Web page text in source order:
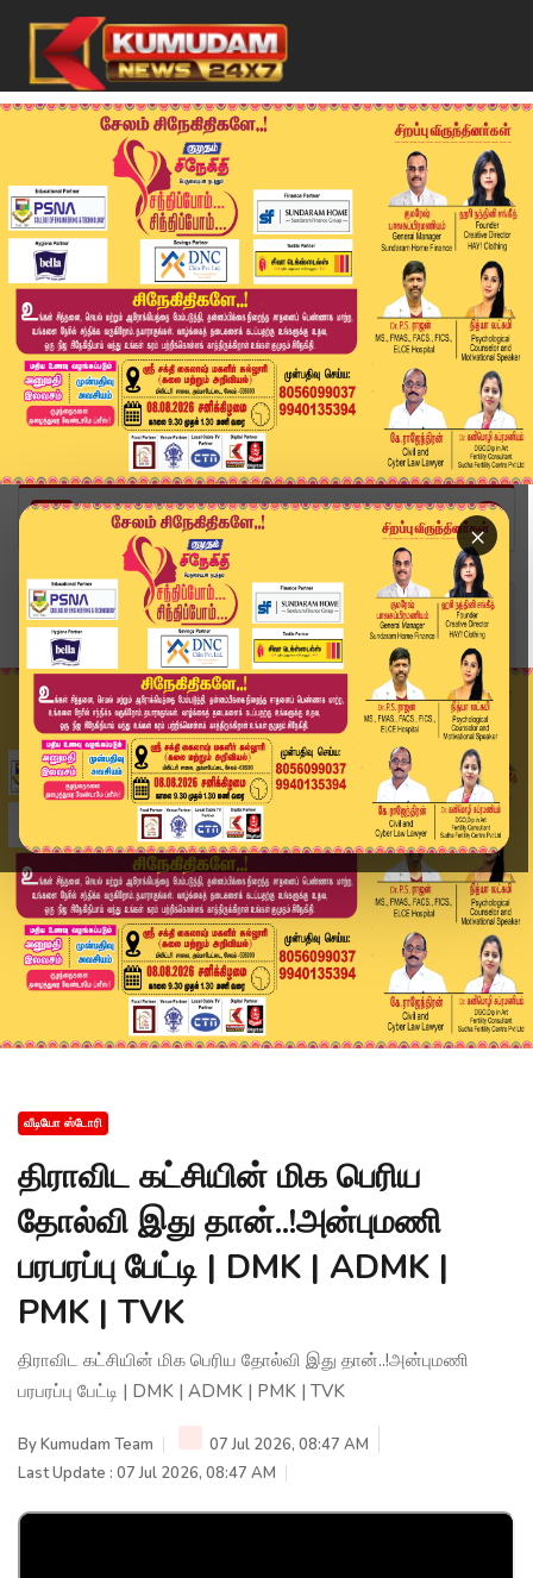
×
Home
வீடியோ ஸ்டோரி
திராவிட கட்சியின் மிக பெரிய தோல்வி இது தான்..!அ...
வீடியோ ஸ்டோரி
திராவிட கட்சியின் மிக பெரிய
தோல்வி இது தான்..!அன்புமணி
பரபரப்பு பேட்டி | DMK | ADMK |
PMK | TVK
திராவிட கட்சியின் மிக பெரிய தோல்வி இது தான்..!அன்புமணி
பரபரப்பு பேட்டி | DMK | ADMK | PMK | TVK
ByKumudam Team
07 Jul 2026, 08:47 AM
Last Update : 07 Jul 2026, 08:47 AM